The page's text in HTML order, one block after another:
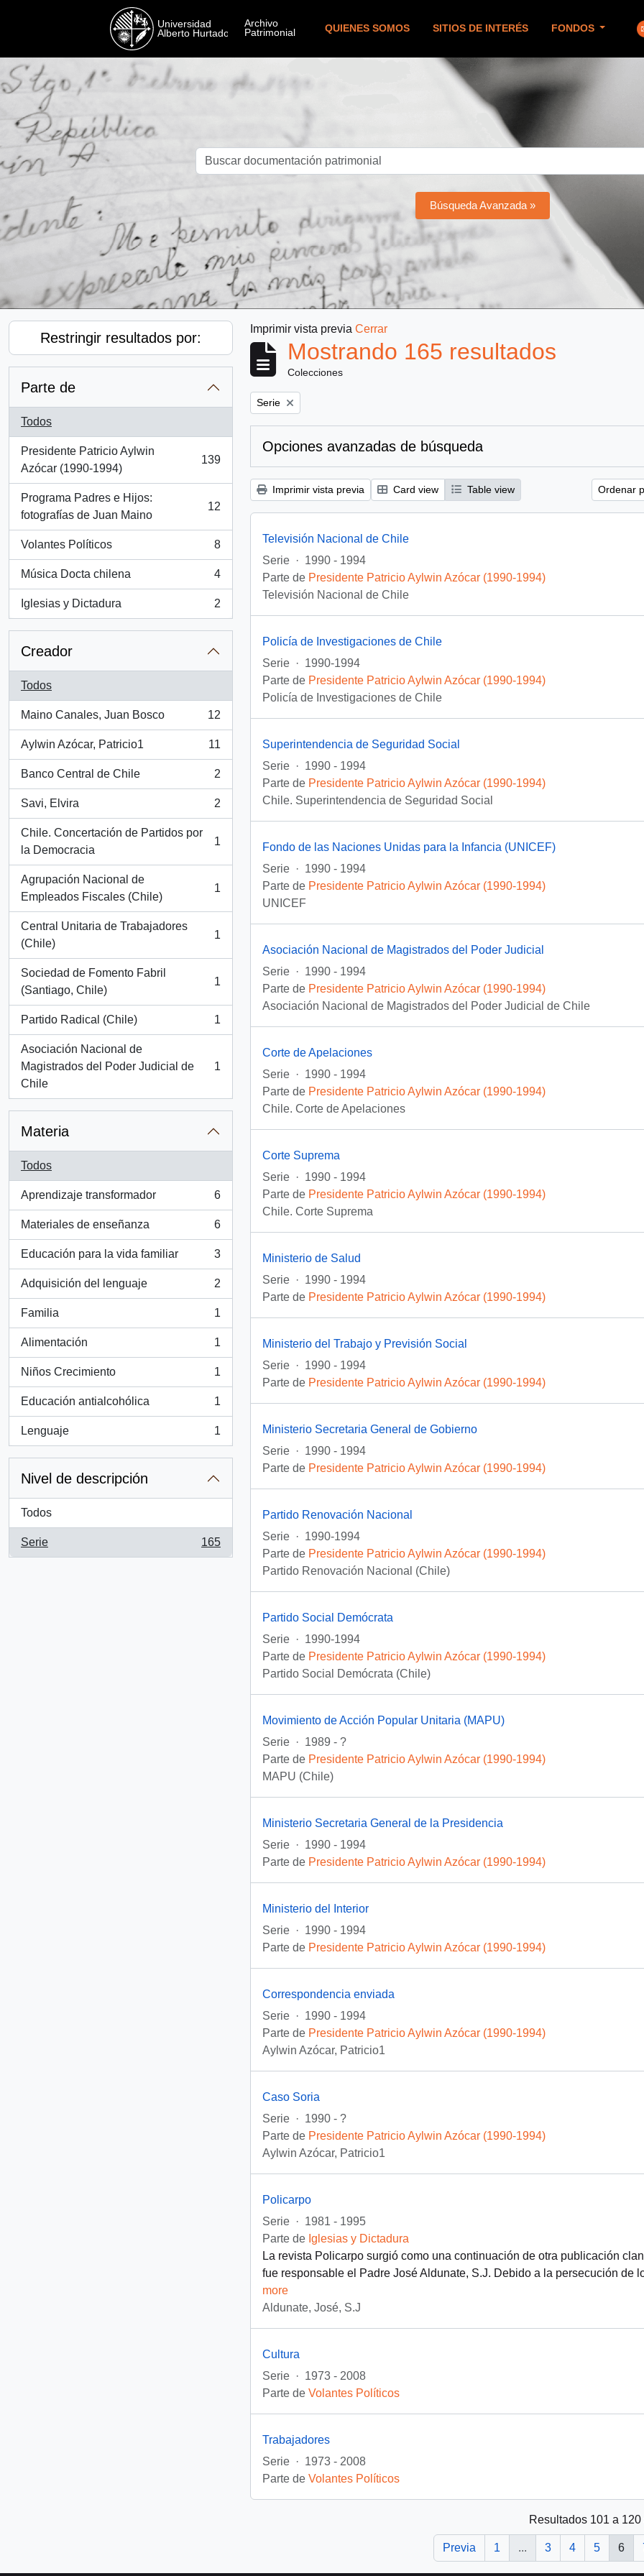
QUIENES SOMOS SITIOS DE INTERÉS FONDOS
Búsqueda Avanzada »
Restringir resultados por:
Parte de
Todos
Presidente Patricio Aylwin
Azócar (1990-1994)
, 139 resultados
139
Programa Padres e Hijos:
fotografías de Juan Maino
, 12 resultados
12
Volantes Políticos
, 8 resultados
8
Música Docta chilena
, 4 resultados
4
Iglesias y Dictadura
, 2 resultados
2
Creador
Todos
Maino Canales, Juan Bosco
, 12 resultados
12
Aylwin Azócar, Patricio1
, 11 resultados
11
Banco Central de Chile
, 2 resultados
2
Savi, Elvira
, 2 resultados
2
Chile. Concertación de Partidos por
la Democracia
, 1 resultados
1
Agrupación Nacional de
Empleados Fiscales (Chile)
, 1 resultados
1
Central Unitaria de Trabajadores
(Chile)
, 1 resultados
1
Sociedad de Fomento Fabril
(Santiago, Chile)
, 1 resultados
1
Partido Radical (Chile)
, 1 resultados
1
Asociación Nacional de
Magistrados del Poder Judicial de
Chile
, 1 resultados
1
Materia
Todos
Aprendizaje transformador
, 6 resultados
6
Materiales de enseñanza
, 6 resultados
6
Educación para la vida familiar
, 3 resultados
3
Adquisición del lenguaje
, 2 resultados
2
Familia
, 1 resultados
1
Alimentación
, 1 resultados
1
Niños Crecimiento
, 1 resultados
1
Educación antialcohólica
, 1 resultados
1
Lenguaje
, 1 resultados
1
Nivel de descripción
Todos
Serie
, 165 resultados
165
Imprimir vista previa Cerrar
Mostrando 165 resultados
Colecciones
Remove filter:
Serie
Opciones avanzadas de búsqueda
Imprimir vista previa Card view Table view Ordenar
Televisión Nacional de Chile
Serie · 1990 - 1994
Parte de Presidente Patricio Aylwin Azócar (1990-1994)
Televisión Nacional de Chile
Policía de Investigaciones de Chile
Serie · 1990-1994
Parte de Presidente Patricio Aylwin Azócar (1990-1994)
Policía de Investigaciones de Chile
Superintendencia de Seguridad Social
Serie · 1990 - 1994
Parte de Presidente Patricio Aylwin Azócar (1990-1994)
Chile. Superintendencia de Seguridad Social
Fondo de las Naciones Unidas para la Infancia (UNICEF)
Serie · 1990 - 1994
Parte de Presidente Patricio Aylwin Azócar (1990-1994)
UNICEF
Asociación Nacional de Magistrados del Poder Judicial
Serie · 1990 - 1994
Parte de Presidente Patricio Aylwin Azócar (1990-1994)
Asociación Nacional de Magistrados del Poder Judicial de Chile
Corte de Apelaciones
Serie · 1990 - 1994
Parte de Presidente Patricio Aylwin Azócar (1990-1994)
Chile. Corte de Apelaciones
Corte Suprema
Serie · 1990 - 1994
Parte de Presidente Patricio Aylwin Azócar (1990-1994)
Chile. Corte Suprema
Ministerio de Salud
Serie · 1990 - 1994
Parte de Presidente Patricio Aylwin Azócar (1990-1994)
Ministerio del Trabajo y Previsión Social
Serie · 1990 - 1994
Parte de Presidente Patricio Aylwin Azócar (1990-1994)
Ministerio Secretaria General de Gobierno
Serie · 1990 - 1994
Parte de Presidente Patricio Aylwin Azócar (1990-1994)
Partido Renovación Nacional
Serie · 1990-1994
Parte de Presidente Patricio Aylwin Azócar (1990-1994)
Partido Renovación Nacional (Chile)
Partido Social Demócrata
Serie · 1990-1994
Parte de Presidente Patricio Aylwin Azócar (1990-1994)
Partido Social Demócrata (Chile)
Movimiento de Acción Popular Unitaria (MAPU)
Serie · 1989 - ?
Parte de Presidente Patricio Aylwin Azócar (1990-1994)
MAPU (Chile)
Ministerio Secretaria General de la Presidencia
Serie · 1990 - 1994
Parte de Presidente Patricio Aylwin Azócar (1990-1994)
Ministerio del Interior
Serie · 1990 - 1994
Parte de Presidente Patricio Aylwin Azócar (1990-1994)
Correspondencia enviada
Serie · 1990 - 1994
Parte de Presidente Patricio Aylwin Azócar (1990-1994)
Aylwin Azócar, Patricio1
Caso Soria
Serie · 1990 - ?
Parte de Presidente Patricio Aylwin Azócar (1990-1994)
Aylwin Azócar, Patricio1
Policarpo
Serie · 1981 - 1995
Parte de Iglesias y Dictadura
La revista Policarpo surgió como una continuación de otra publicación
fue responsable el Padre José Aldunate, S.J. Debido a la persecución de
more
Aldunate, José, S.J
Cultura
Serie · 1973 - 2008
Parte de Volantes Políticos
Trabajadores
Serie · 1973 - 2008
Parte de Volantes Políticos
Resultados 101 a 120
Previa 1 ... 3 4 5 6